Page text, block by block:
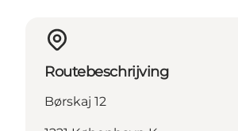
Routebeschrijving
Børskaj 12